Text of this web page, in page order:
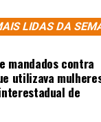
LIDAS DA
mandados contra
utilizava
de